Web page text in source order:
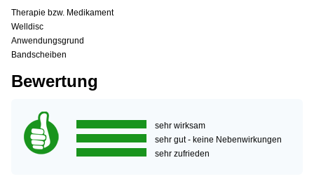
Therapie bzw. Medikament
Welldisc
Anwendungsgrund
Bandscheiben
Bewertung
sehr wirksam
sehr gut - keine Nebenwirkungen
sehr zufrieden